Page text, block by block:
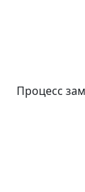
Процесс